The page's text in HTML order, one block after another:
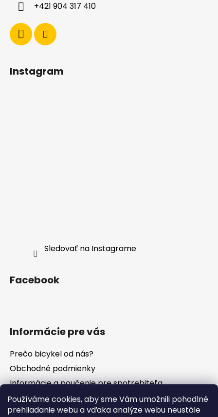
Používáme cookies, aby sme Vám umožnili pohodlné
prehliadanie webu a vďaka analýze webu neustále
+421 904 317 410
Instagram
Sledovať na Instagrame
Facebook
Informácie pre vás
Prečo bicykel od nás?
Obchodné podmienky
Informácie a poučenie pre spotrebiteľa
Vrátenie tovaru - odstúpenie od zmluvy
Ochrana osobných údajov